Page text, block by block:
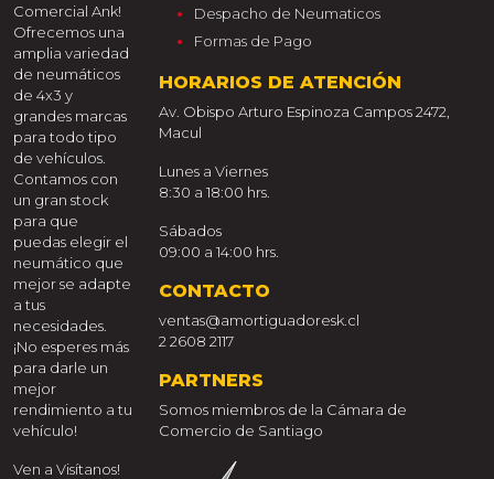
Comercial Ank!
Ofrecemos una
amplia variedad
de neumáticos
de 4x3 y
grandes marcas
para todo tipo
de vehículos.
Contamos con
un gran stock
para que
puedas elegir el
neumático que
mejor se adapte
a tus
necesidades.
¡No esperes más
para darle un
mejor
rendimiento a tu
vehículo!
Ven a Visítanos!
Despacho de Neumaticos
Formas de Pago
HORARIOS DE ATENCIÓN
Av. Obispo Arturo Espinoza Campos 2472,
Macul
Lunes a Viernes
8:30 a 18:00 hrs.
Sábados
09:00 a 14:00 hrs.
CONTACTO
ventas@amortiguadoresk.cl
2 2608 2117
PARTNERS
Somos miembros de la Cámara de
Comercio de Santiago